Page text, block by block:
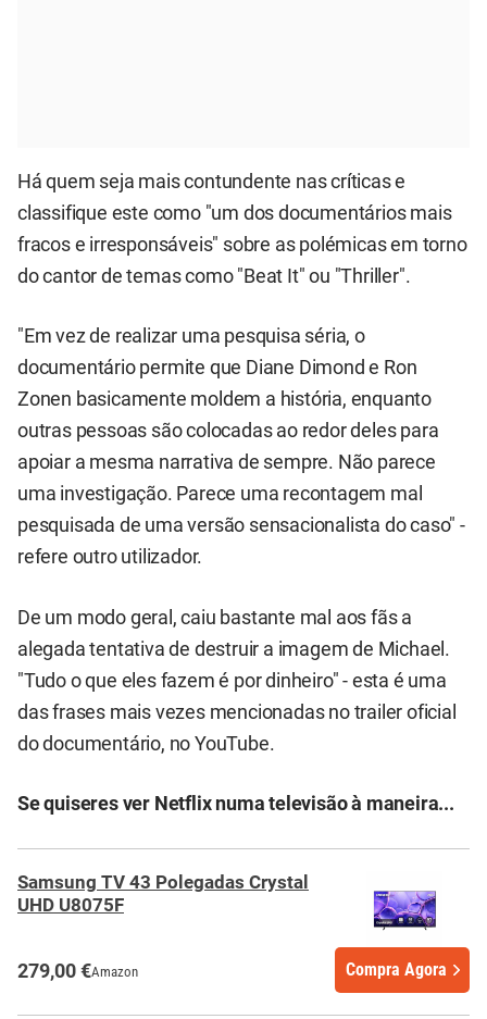
Há quem seja mais contundente nas críticas e
classifique este como "um dos documentários mais
fracos e irresponsáveis" sobre as polémicas em torno
do cantor de temas como "Beat It" ou "Thriller".
"Em vez de realizar uma pesquisa séria, o
documentário permite que Diane Dimond e Ron
Zonen basicamente moldem a história, enquanto
outras pessoas são colocadas ao redor deles para
apoiar a mesma narrativa de sempre. Não parece
uma investigação. Parece uma recontagem mal
pesquisada de uma versão sensacionalista do caso" -
refere outro utilizador.
De um modo geral, caiu bastante mal aos fãs a
alegada tentativa de destruir a imagem de Michael.
"Tudo o que eles fazem é por dinheiro" - esta é uma
das frases mais vezes mencionadas no trailer oficial
do documentário, no YouTube.
Se quiseres ver Netflix numa televisão à maneira...
Samsung TV 43 Polegadas Crystal
UHD U8075F
279,00 €Amazon Compra Agora